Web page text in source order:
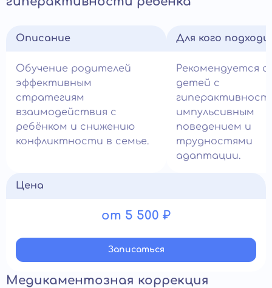
Описание
Обучение родителей
эффективным
стратегиям
взаимодействия с
ребёнком и снижению
конфликтности в семье.
Для кого
Рекомендуется
детей с
импульсивным
поведением и
трудностями
адаптации.
Цена
от 5 500 ₽
Записатьcя
Медикаментозная коррекция